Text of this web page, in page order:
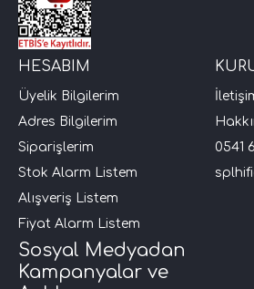
HESABIM
Üyelik Bilgilerim
Adres Bilgilerim
Siparişlerim
Stok Alarm Listem
Alışveriş Listem
Fiyat Alarm Listem
0541
Sosyal Medyadan
Kampanyalar ve